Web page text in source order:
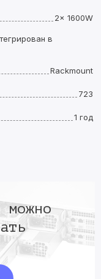
2x 1600W
в
Rackmount
723
1 год
можно